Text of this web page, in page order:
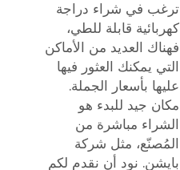
ترغب في شراء دراجة
كهربائية قابلة للطي،
فهناك العديد من الأماكن
التي يمكنك العثور فيها
عليها بأسعار الجملة.
مكان جيد للبدء هو
الشراء مباشرة من
المُصنّع، مثل شركة
بايشن. نود أن نقدم لكم